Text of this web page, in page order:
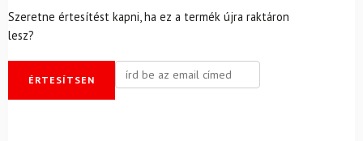
Szeretne értesítést kapni, ha ez a termék újra raktáron
lesz?
ÉRTESÍTSEN